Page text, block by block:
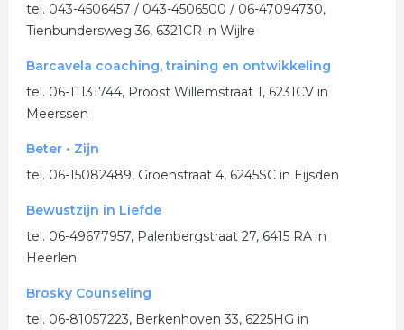
tel. 043-4506457 / 043-4506500 / 06-47094730,
Tienbundersweg 36, 6321CR in Wijlre
Barcavela coaching, training en ontwikkeling
tel. 06-11131744, Proost Willemstraat 1, 6231CV in
Meerssen
Beter • Zijn
tel. 06-15082489, Groenstraat 4, 6245SC in Eijsden
Bewustzijn in Liefde
tel. 06-49677957, Palenbergstraat 27, 6415 RA in
Heerlen
Brosky Counseling
tel. 06-81057223, Berkenhoven 33, 6225HG in